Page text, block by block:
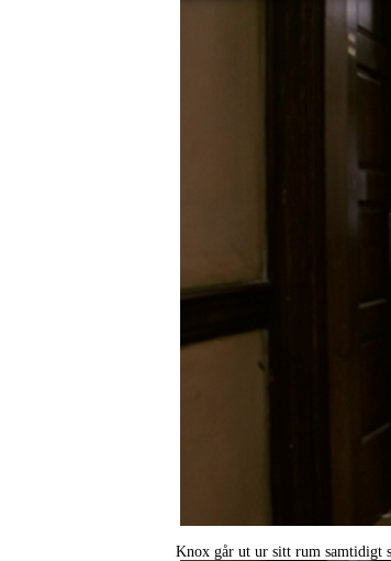
Knox går ut ur sitt rum samtidigt